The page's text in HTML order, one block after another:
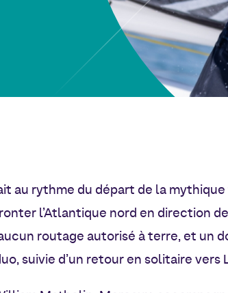
au rythme du départ de la
l’Atlantique nord en direction
routage autorisé à terre, et un
suivie d’un retour en solitaire vers